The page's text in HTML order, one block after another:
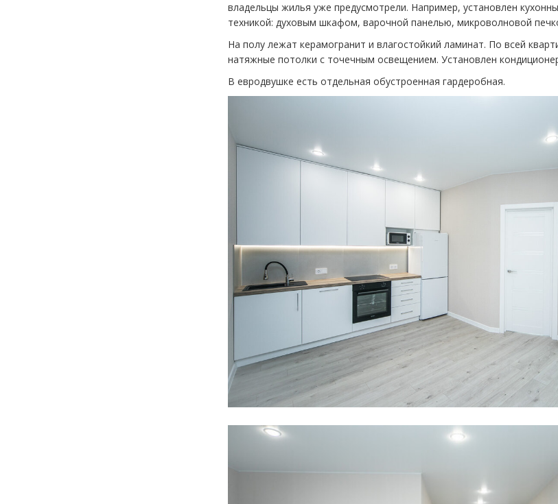
владельцы жилья уже предусмотрели. Например, установлен
техникой: духовым шкафом, варочной панелью, микроволновой
На полу лежат керамогранит и влагостойкий ламинат. По всей
натяжные потолки с точечным освещением. Установлен
В евродвушке есть отдельная обустроенная гардеробная.